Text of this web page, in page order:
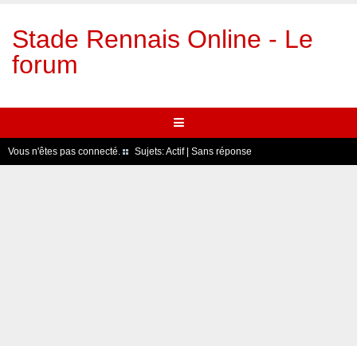
Stade Rennais Online - Le
forum
Vous n'êtes pas connecté. Sujets:Actif| Sans réponse